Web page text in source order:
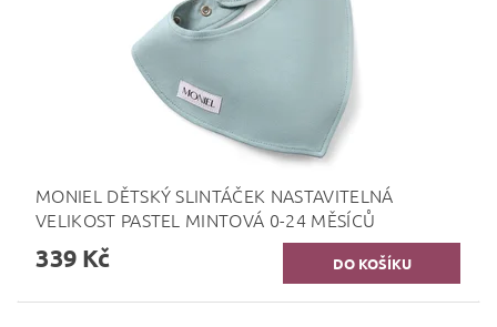
MONIEL DĚTSKÝ SLINTÁČEK NASTAVITELNÁ
VELIKOST PASTEL MINTOVÁ 0-24 MĚSÍCŮ
339 Kč